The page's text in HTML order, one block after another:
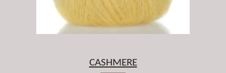
CASHMERE